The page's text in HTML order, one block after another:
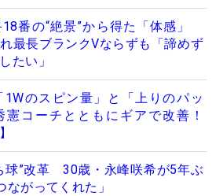
番の“絶景”から得た「体感」
最長ブランクVならずも「諦めず
たい」
1Wのスピン量」と「上りのパッ
憲コーチとともにギアで改善！
球”改革 30歳・永峰咲希が5年ぶ
ながってくれた」